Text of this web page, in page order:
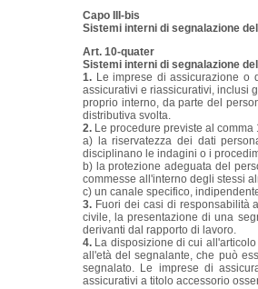
Capo III-bis
Sistemi interni di segnalazione
Art. 10-quater
Sistemi interni di segnalazione
1. Le imprese di assicurazione o
assicurativi e riassicurativi, inclusi
proprio interno, da parte del
distributiva svolta.
2. Le procedure previste al
a) la riservatezza dei dati
disciplinano le indagini o i
b) la protezione adeguata del
commesse all'interno degli stessi
c) un canale specifico,
3. Fuori dei casi di responsabilità
civile, la presentazione di una
derivanti dal rapporto di lavoro.
4. La disposizione di cui
all'età del segnalante, che può
segnalato. Le imprese di
assicurativi a titolo accessorio